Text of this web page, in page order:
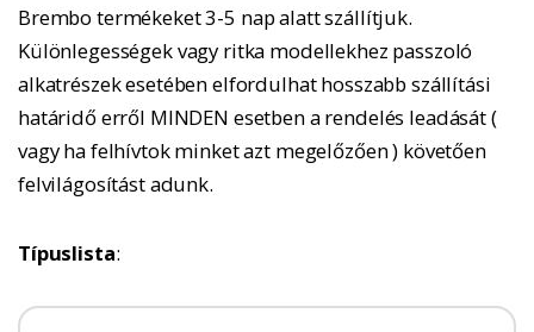
Brembo termékeket 3-5 nap alatt szállítjuk.
Különlegességek vagy ritka modellekhez passzoló
alkatrészek esetében elfordulhat hosszabb szállítási
határidő erről MINDEN esetben a rendelés leadását (
vagy ha felhívtok minket azt megelőzően ) követően
felvilágosítást adunk.
Típuslista: